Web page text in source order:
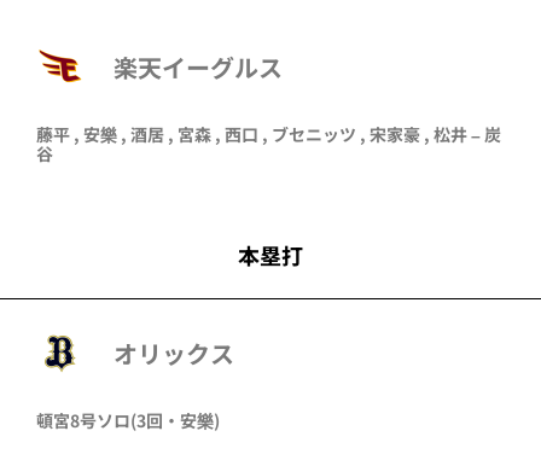
楽天イーグルス
藤平 , 安樂 , 酒居 , 宮森 , 西口 , ブセニッツ , 宋家豪 , 松井–炭
谷
本塁打
オリックス
頓宮8号ソロ(3回・ 安樂)